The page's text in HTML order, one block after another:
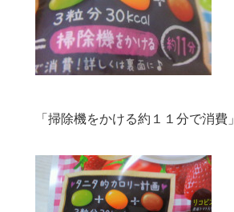
「掃除機をかける約１１分で消費」